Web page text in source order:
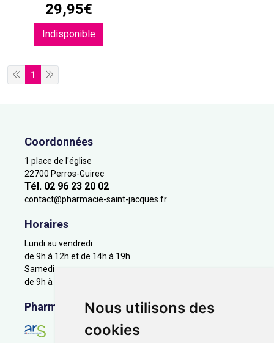
Nous utilisons des
cookies
29,95€
Indisponible
1
Coordonnées
1 place de l'église
22700 Perros-Guirec
Tél. 02 96 23 20 02
contact@pharmacie-saint-jacques.fr
Horaires
Lundi au vendredi
de 9h à 12h et de 14h à 19h
Samedi
de 9h à 12h
Pharmacie en ligne agréée